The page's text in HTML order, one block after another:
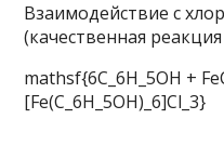
Взаимодействие с
(качественная
mathsf{6C_6H_5OH +
[Fe(C_6H_5OH)_6]Cl_3}